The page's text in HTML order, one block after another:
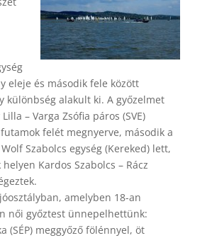
eleje és második fele között
különbség alakult ki. A győzelmet
– Varga Zsófia páros (SVE)
felét megnyerve, második a
Szabolcs egység (Kereked) lett,
Kardos Szabolcs – Rácz
amelyben 18-an
női győztest ünnepelhettünk:
(SÉP) meggyőző fölénnyel, öt